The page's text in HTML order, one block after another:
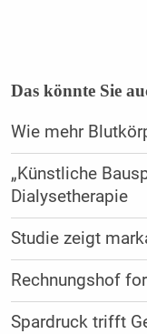
Das könnte Sie
Wie mehr
„Künstliche
Dialysetherapie
Studie zeigt
Rechnungshof
Spardruck trifft